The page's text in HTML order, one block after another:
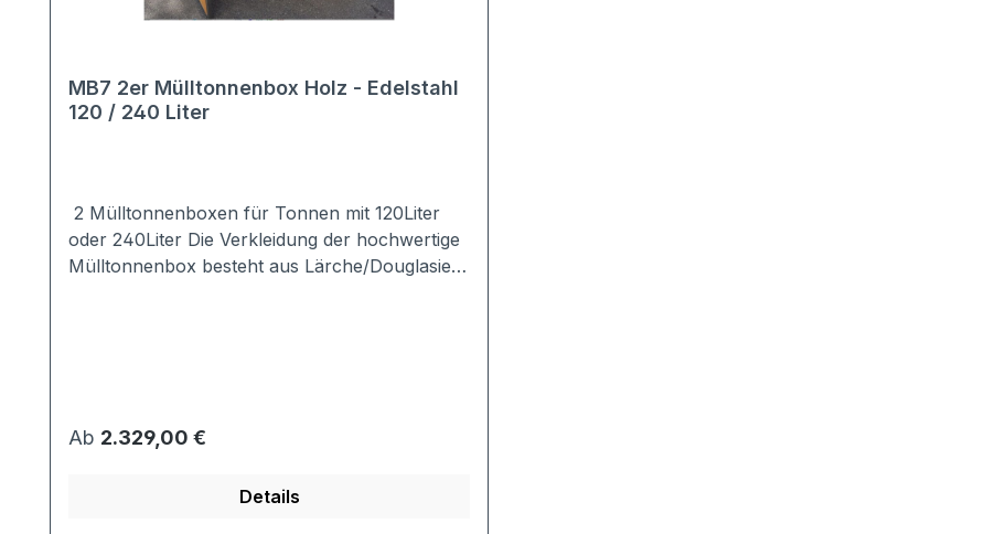
MB7 2er Mülltonnenbox Holz - Edelstahl
120 / 240 Liter
2 Mülltonnenboxen für Tonnen mit 120Liter
oder 240Liter Die Verkleidung der hochwertige
Mülltonnenbox besteht aus Lärche/Douglasie,
Mülltonnenbox nach Ihrem Bedarf
zusammen:120 / 240 Liter - mit / ohne
Material:Verkleidung: Lärche/DouglasieDach +
Regulärer Preis:
Ab 2.329,00 €
Details